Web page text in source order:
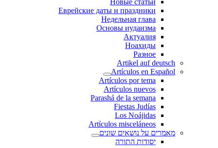
Новые статьи
Еврейские даты и праздники
Недельная глава
Основы иудаизма
Актуалия
Ноахиды
Разное
Artikel auf deutsch
Artículos en Español
Artículos por tema
Artículos nuevos
Parashá de la semana
Fiestas Judías
Los Noájidas
Artículos misceláneos
מאמרים על נושאים שונים
יסודות התורה